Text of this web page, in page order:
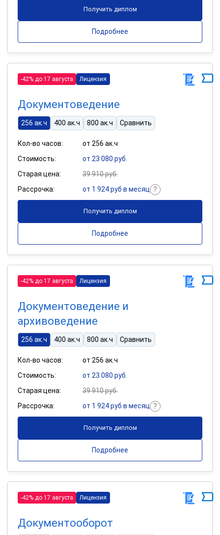
Получить диплом
Подробнее
-42% до 17 августа Лицензия
Документоведение
256 ак.ч 400 ак.ч 800 ак.ч Сравнить
Кол-во часов:
от 256 ак.ч
Стоимость:
от 23 080 руб.
Старая цена:
39 910 руб.
Рассрочка:
от 1 924 руб в месяц
Получить диплом
Подробнее
-42% до 17 августа Лицензия
Документоведение и
архивоведение
256 ак.ч 400 ак.ч 800 ак.ч Сравнить
Кол-во часов:
от 256 ак.ч
Стоимость:
от 23 080 руб.
Старая цена:
39 910 руб.
Рассрочка:
от 1 924 руб в месяц
Получить диплом
Подробнее
-42% до 17 августа Лицензия
Документооборот